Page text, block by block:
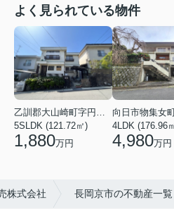
よく見られている物件
乙訓郡大山崎町字円明寺小字脇山
5SLDK (121.72㎡)
1,880万円
向日市物集女
4LDK (176.96
4,980万円
株式会社 長岡京市の不動産一覧